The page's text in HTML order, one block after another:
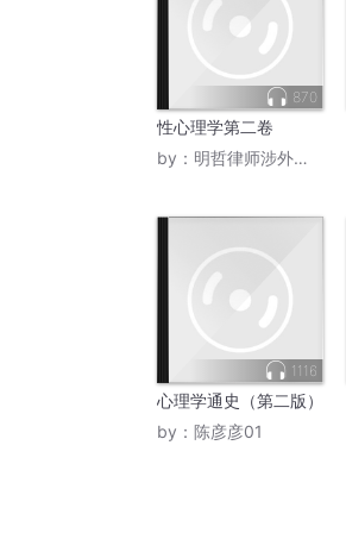
870
性心理学第二卷
by： 明哲律师涉外法律英语
1116
心理学通史（第二版）
by： 陈彦彦01